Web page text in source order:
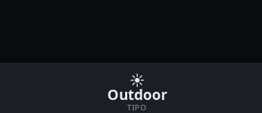
☀️
Outdoor
TIPO